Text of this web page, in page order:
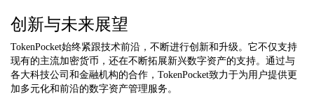
创新与未来展望
TokenPocket始终紧跟技术前沿，不断进行创新和升级。它不仅支持
现有的主流加密货币，还在不断拓展新兴数字资产的支持。通过与
各大科技公司和金融机构的合作，TokenPocket致力于为用户提供更
加多元化和前沿的数字资产管理服务。